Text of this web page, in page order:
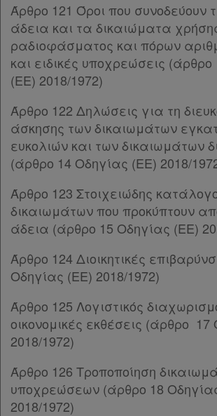
Παρ.2
Παρ.3
Παρ.4
Παρ.5
Παρ.6
Άρθρο 68 [-]
Παρ.1
Παρ.2
Άρθρο 69 [-]
Παρ.1
Παρ.2
Άρθρο 70 [-]
Παρ.1
Παρ.3
Παρ.4
Παρ.6
Άρθρο 71
Άρθρο 72
Παρ.1
Παρ.2
Άρθρο 121 Όροι που συνοδεύουν
άδεια και τα δικαιώματα
ραδιοφάσματος και πόρων
και ειδικές υποχρεώσεις
(ΕΕ) 2018/1972)
Άρθρο 122 Δηλώσεις για τη
άσκησης των δικαιωμάτων
ευκολιών και των δικαιωμάτων
(άρθρο 14 Οδηγίας (ΕΕ) 2018/
Άρθρο 123 Στοιχειώδης
δικαιωμάτων που προκύπτουν
άδεια (άρθρο 15 Οδηγίας (ΕΕ)
Άρθρο 124 Διοικητικές
Οδηγίας (ΕΕ) 2018/1972)
Άρθρο 125 Λογιστικός
οικονομικές εκθέσεις (άρθρο
2018/1972)
Άρθρο 126 Τροποποίηση
υποχρεώσεων (άρθρο 18
2018/1972)